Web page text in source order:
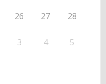
26 27 28
3 4 5